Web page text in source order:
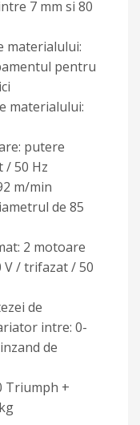
7 mm si 80
materialului:
pentru
materialului:
putere
/ 50 Hz
m/min
de 85
2 motoare
V / trifazat / 50
de
intre: 0-
de
Triumph +